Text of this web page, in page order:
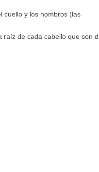
cuello y los hombros (las
raíz de cada cabello que son